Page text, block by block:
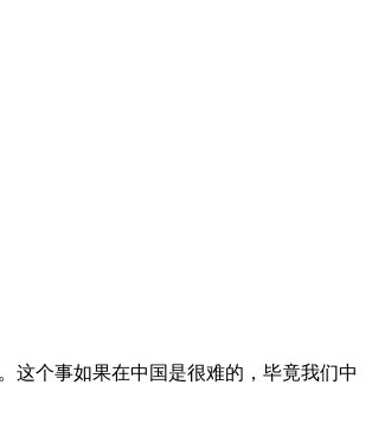
这个事如果在中国是很难的，毕竟我们中